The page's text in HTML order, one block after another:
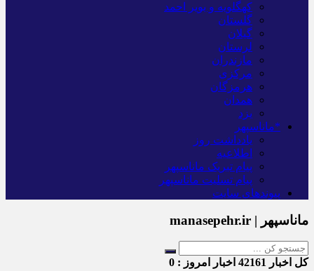
کهگلویه و بویر احمد
گلستان
گیلان
لرستان
مازندران
مرکزی
هرمزگان
همدان
یزد
*ماناسپهر
یادداشت روز
اطلاعیه
پیام تبریک ماناسپهر
پیام تسلیت ماناسپهر
پیوندهای سایت
ماناسپهر | manasepehr.ir
کل اخبار اخبار امروز : 0